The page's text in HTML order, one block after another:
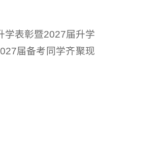
学表彰暨2027届升学
届备考同学齐聚现